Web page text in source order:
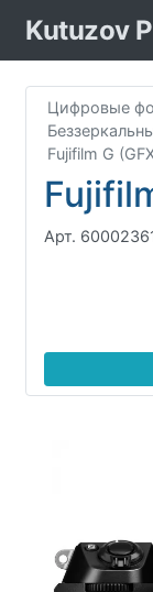
Kutuzov
Цифровые
Fujifilm G
Арт.